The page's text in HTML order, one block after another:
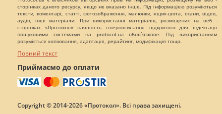
сторінках даного ресурсу, якщо не вказано інше. Під інформацією розуміються
тексти, коментарі, статті, фотозображення, малюнки, ящик-шота, скани, відео,
аудіо, інші матеріали. При використанні матеріалів, розміщених на веб -
сторінках «Протокол» наявність гіперпосилання відкритого для індексації
пошуковими системами на protocol.ua обов`язкове. Під використанням
розуміється копіювання, адаптація, рерайтинг, модифікація тощо.
Повний текст
Приймаємо до оплати
Copyright © 2014-2026 «Протокол». Всі права захищені.